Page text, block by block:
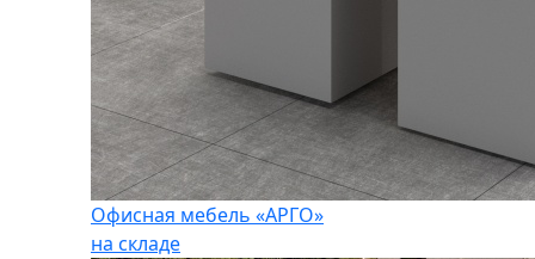
Офисная мебель «АРГО»
на складе